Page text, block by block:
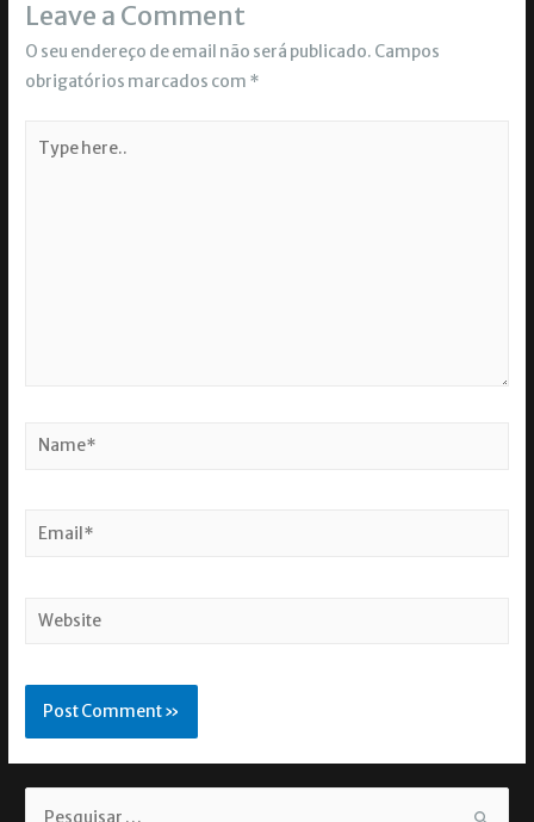
Leave a Comment
O seu endereço de email não será publicado. Campos
obrigatórios marcados com *